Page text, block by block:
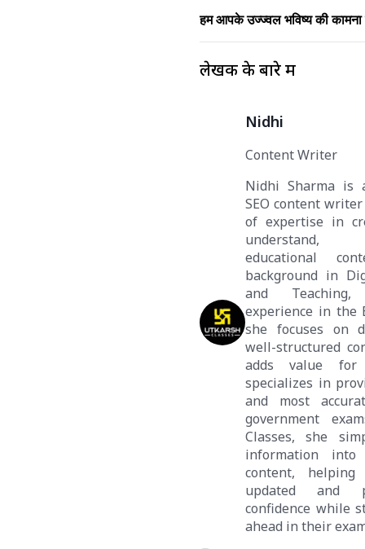
हम आपके उज्ज्वल भविष्य की
लेखक के बारे में
Nidhi
Content Writer
Nidhi Sharma is
SEO content
of expertise in
understand,
educational
background in
and
experience in the
she focuses on
well-structured
adds value for
specializes in
and most
government
Classes, she
information into
content,
updated and
confidence while
ahead in their